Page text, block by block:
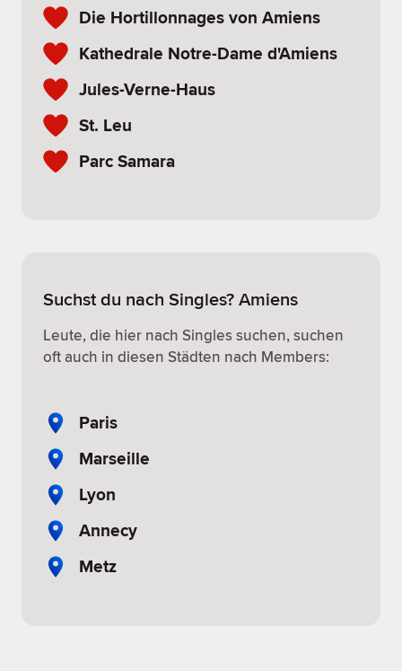
Die Hortillonnages von Amiens
Kathedrale Notre-Dame d'Amiens
Jules-Verne-Haus
St. Leu
Parc Samara
Suchst du nach Singles? Amiens
Leute, die hier nach Singles suchen, suchen
oft auch in diesen Städten nach Members:
Paris
Marseille
Lyon
Annecy
Metz